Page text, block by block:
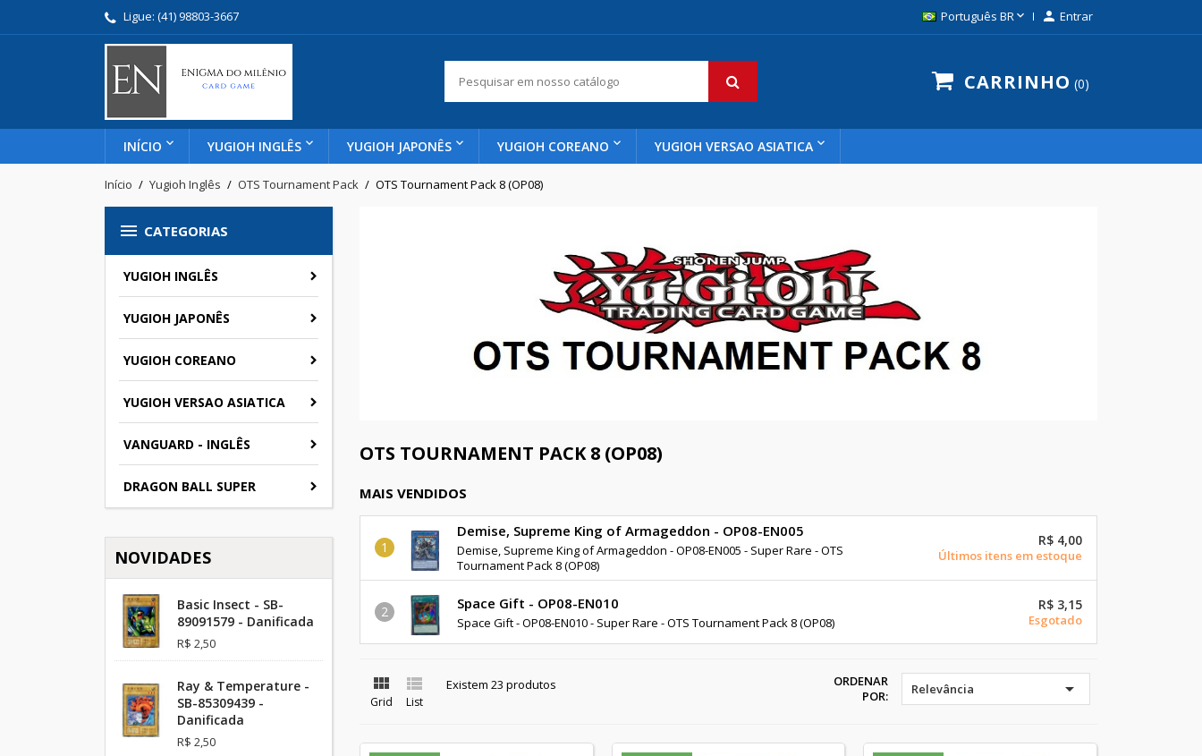
Ligue: (41) 98803-3667 Português BR  Entrar
CARRINHO 0
INÍCIO YUGIOH INGLÊS YUGIOH JAPONÊS YUGIOH COREANO YUGIOH VERSAO ASIATICA
Início Yugioh Inglês OTS Tournament Pack OTS Tournament Pack 8 (OP08)
 CATEGORIAS
YUGIOH INGLÊS
YUGIOH JAPONÊS
YUGIOH COREANO
YUGIOH VERSAO ASIATICA
VANGUARD - INGLÊS
DRAGON BALL SUPER
NOVIDADES
Basic Insect - SB-
89091579 - Danificada
R$ 2,50
Ray & Temperature -
SB-85309439 -
Danificada
R$ 2,50
OTS TOURNAMENT PACK 8 (OP08)
MAIS VENDIDOS
Demise, Supreme King of Armageddon - OP08-EN005
Demise, Supreme King of Armageddon - OP08-EN005 - Super Rare - OTS
Tournament Pack 8 (OP08)
R$ 4,00
Últimos itens em estoque
Space Gift - OP08-EN010
Space Gift - OP08-EN010 - Super Rare - OTS Tournament Pack 8 (OP08)
R$ 3,15
Esgotado

Grid

List
Existem 23 produtos
ORDENAR
POR:
Relevância 